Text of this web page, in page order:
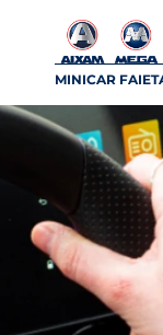
MINICAR